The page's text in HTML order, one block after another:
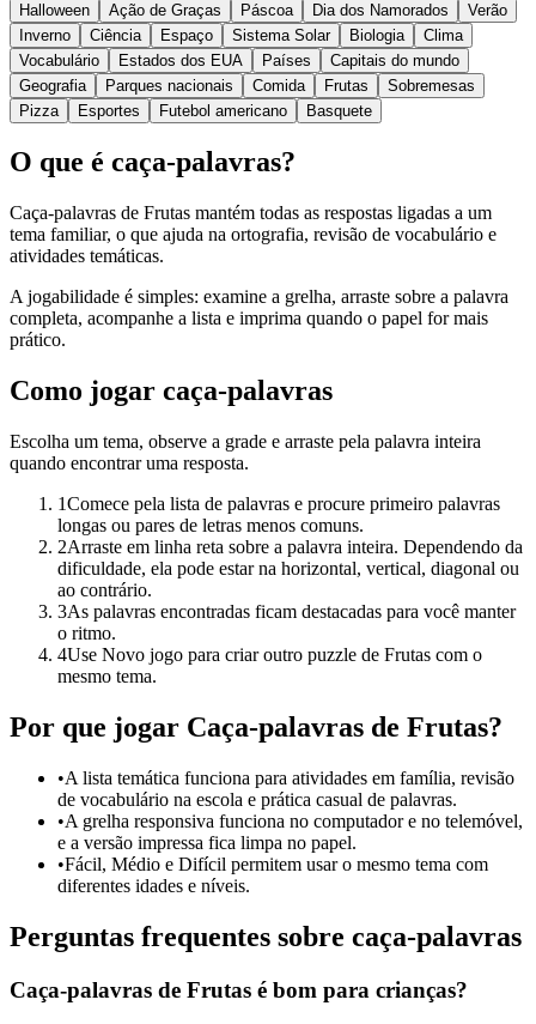
Halloween Ação de Graças Páscoa Dia dos Namorados
Verão
Inverno
Ciência Espaço Sistema Solar Biologia
Clima
Vocabulário
Estados dos EUA Países
Capitais do mundo
Geografia
Parques nacionais Comida Frutas
Sobremesas
Pizza
Esportes Futebol americano Basquete
O que é caça-palavras?
Caça-palavras de Frutas mantém todas as respostas ligadas a um
tema familiar, o que ajuda na ortografia, revisão de vocabulário e
atividades temáticas.
A jogabilidade é simples: examine a grelha, arraste sobre a palavra
completa, acompanhe a lista e imprima quando o papel for mais
prático.
Como jogar caça-palavras
Escolha um tema, observe a grade e arraste pela palavra inteira
quando encontrar uma resposta.
1Comece pela lista de palavras e procure primeiro palavras
longas ou pares de letras menos comuns.
2Arraste em linha reta sobre a palavra inteira. Dependendo da
dificuldade, ela pode estar na horizontal, vertical, diagonal ou
ao contrário.
3As palavras encontradas ficam destacadas para você manter
o ritmo.
4Use Novo jogo para criar outro puzzle de Frutas com o
mesmo tema.
Por que jogar Caça-palavras de Frutas?
•A lista temática funciona para atividades em família, revisão
de vocabulário na escola e prática casual de palavras.
•A grelha responsiva funciona no computador e no telemóvel,
e a versão impressa fica limpa no papel.
•Fácil, Médio e Difícil permitem usar o mesmo tema com
diferentes idades e níveis.
Perguntas frequentes sobre caça-palavras
Caça-palavras de Frutas é bom para crianças?